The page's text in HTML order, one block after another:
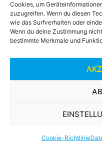
Cookies, um
zuzugreifen. Wenn du diesen
wie das Surfverhalten oder
Wenn du deine Zustimmung
bestimmte Merkmale und
Cookie-Richtlinie
© 2026 RSC